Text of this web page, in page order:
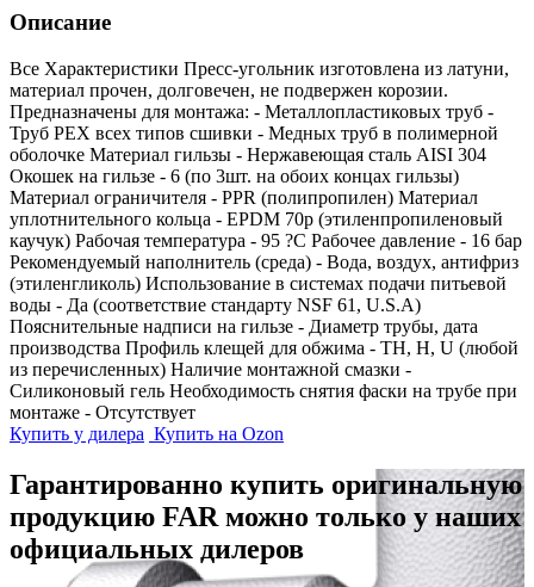
Описание
Все Характеристики Пресс-угольник изготовлена из латуни,
материал прочен, долговечен, не подвержен корозии.
Предназначены для монтажа: - Металлопластиковых труб -
Труб РЕХ всех типов сшивки - Медных труб в полимерной
оболочке Материал гильзы - Нержавеющая сталь AISI 304
Окошек на гильзе - 6 (по 3шт. на обоих концах гильзы)
Материал ограничителя - PPR (полипропилен) Материал
уплотнительного кольца - EPDM 70p (этиленпропиленовый
каучук) Рабочая температура - 95 ?С Рабочее давление - 16 бар
Рекомендуемый наполнитель (среда) - Вода, воздух, антифриз
(этиленгликоль) Использование в системах подачи питьевой
воды - Да (соответствие стандарту NSF 61, U.S.A)
Пояснительные надписи на гильзе - Диаметр трубы, дата
производства Профиль клещей для обжима - TH, H, U (любой
из перечисленных) Наличие монтажной смазки -
Силиконовый гель Необходимость снятия фаски на трубе при
монтаже - Отсутствует
Купить у дилера Купить на Ozon
Гарантированно купить оригинальную
продукцию FAR можно только у наших
официальных дилеров